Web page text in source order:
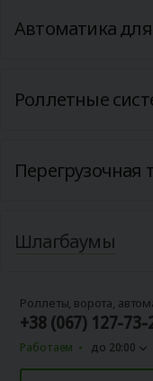
Автоматика
Роллетные
Перегрузочная
Шлагбаумы
Роллеты, ворота,
+38 (067) 127-73-
Работаем до 20:00